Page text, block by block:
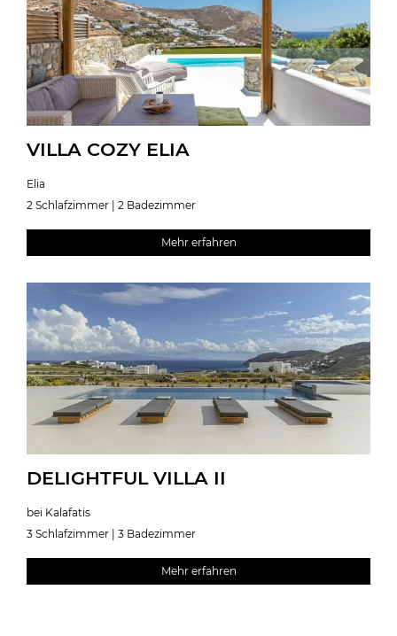
VILLA COZY ELIA
Elia
2 Schlafzimmer | 2 Badezimmer
Mehr erfahren
DELIGHTFUL VILLA II
bei Kalafatis
3 Schlafzimmer | 3 Badezimmer
Mehr erfahren